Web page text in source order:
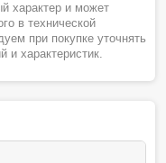
характер и может
в технической
при покупке уточнять
и характеристик.